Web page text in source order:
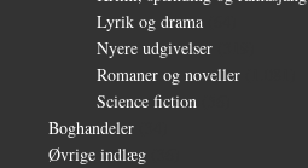
Lyrik og drama
Nyere udgivelser
Romaner og noveller
Science fiction
Boghandeler
Øvrige indlæg